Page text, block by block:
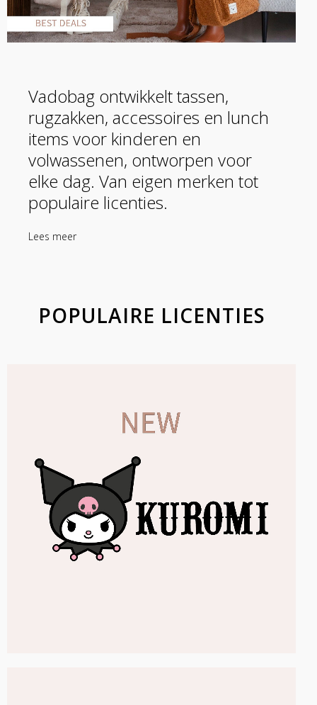
Vadobag ontwikkelt tassen,
rugzakken, accessoires en lunch
items voor kinderen en
volwassenen, ontworpen voor
elke dag. Van eigen merken tot
populaire licenties.
Lees meer
POPULAIRE LICENTIES